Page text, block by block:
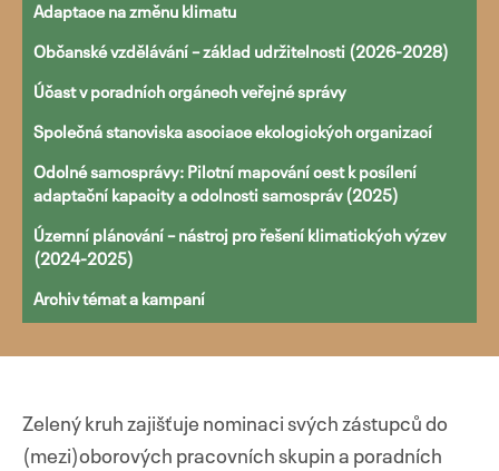
obsahu
webu
Adaptace na změnu klimatu
Občanské vzdělávání – základ udržitelnosti (2026-2028)
Účast v poradních orgánech veřejné správy
Společná stanoviska asociace ekologických organizací
Odolné samosprávy: Pilotní mapování cest k posílení
adaptační kapacity a odolnosti samospráv (2025)
Územní plánování – nástroj pro řešení klimatických výzev
(2024-2025)
Archiv témat a kampaní
Zelený kruh zajišťuje nominaci svých zástupců do
(mezi)oborových pracovních skupin a poradních